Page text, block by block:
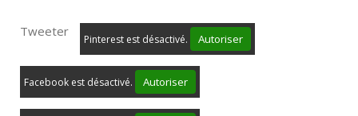
Tweeter
Pinterest est désactivé. Autoriser
Facebook est désactivé. Autoriser